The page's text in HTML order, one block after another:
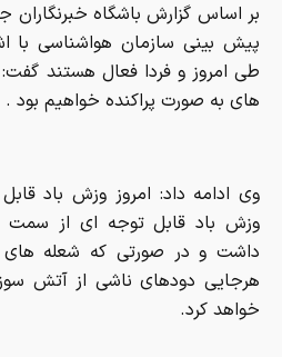
بر اساس گزارش باشگاه
پیش بینی سازمان هواشناسی با
طی امروز و فردا فعال هستند
های به صورت پراکنده خواهیم بود .
وی ادامه داد: امروز وزش باد
وزش باد قابل توجه ای از
داشت و در صورتی که شعله
هرجایی دودهای ناشی از آتش
خواهد کرد.